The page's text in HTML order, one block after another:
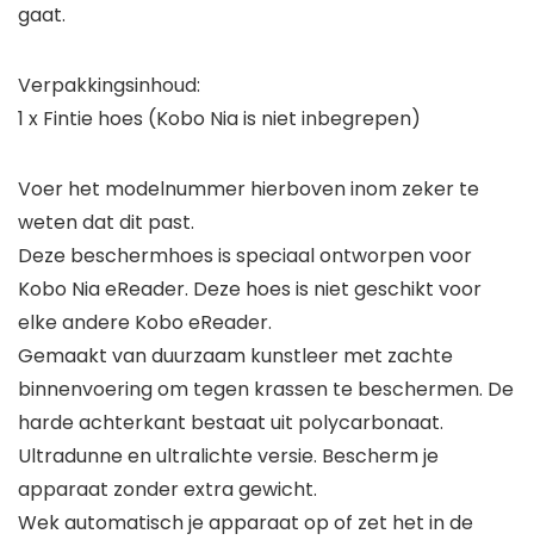
gaat.
Verpakkingsinhoud:
1 x Fintie hoes (Kobo Nia is niet inbegrepen)
Voer het modelnummer hierboven inom zeker te
weten dat dit past.
Deze beschermhoes is speciaal ontworpen voor
Kobo Nia eReader. Deze hoes is niet geschikt voor
elke andere Kobo eReader.
Gemaakt van duurzaam kunstleer met zachte
binnenvoering om tegen krassen te beschermen. De
harde achterkant bestaat uit polycarbonaat.
Ultradunne en ultralichte versie. Bescherm je
apparaat zonder extra gewicht.
Wek automatisch je apparaat op of zet het in de